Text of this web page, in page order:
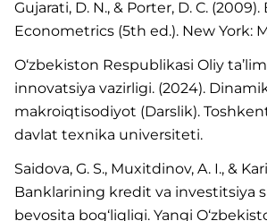
Gujarati, D. N., & Porter, D. C. (2009).
Econometrics (5th ed.). New York:
O‘zbekiston Respublikasi Oliy
innovatsiya vazirligi. (2024).
makroiqtisodiyot (Darslik).
davlat texnika universiteti.
Saidova, G. S., Muxitdinov, A. I., &
Banklarining kredit va investitsiya
bevosita bog‘liqligi. Yangi